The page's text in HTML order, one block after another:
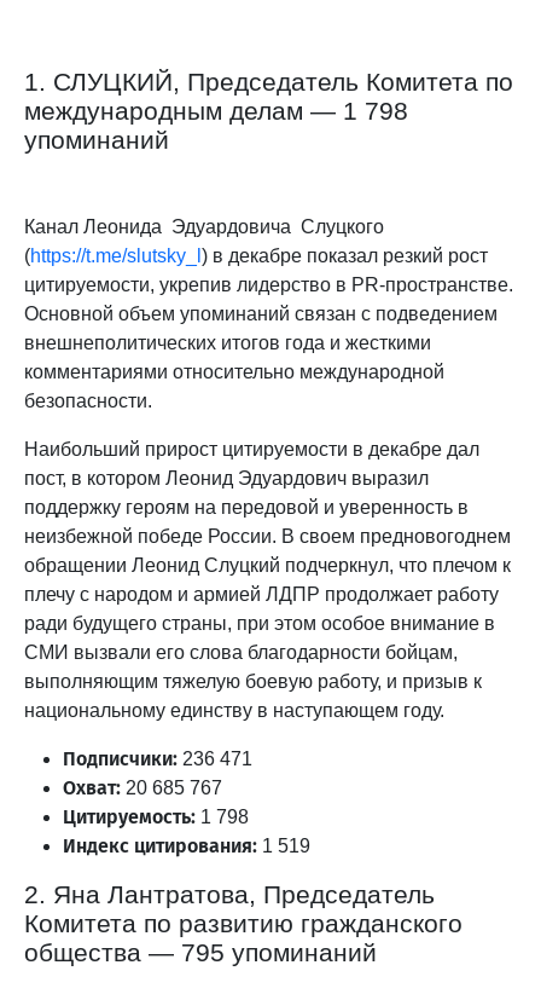
1. СЛУЦКИЙ, Председатель Комитета по
международным делам — 1 798
упоминаний
Канал Леонида Эдуардовича Слуцкого
(https://t.me/slutsky_l ) в декабре показал резкий рост
цитируемости, укрепив лидерство в PR-пространстве.
Основной объем упоминаний связан с подведением
внешнеполитических итогов года и жесткими
комментариями относительно международной
безопасности.
Наибольший прирост цитируемости в декабре дал
пост, в котором Леонид Эдуардович выразил
поддержку героям на передовой и уверенность в
неизбежной победе России. В своем предновогоднем
обращении Леонид Слуцкий подчеркнул, что плечом к
плечу с народом и армией ЛДПР продолжает работу
ради будущего страны, при этом особое внимание в
СМИ вызвали его слова благодарности бойцам,
выполняющим тяжелую боевую работу, и призыв к
национальному единству в наступающем году.
Подписчики: 236 471
Охват: 20 685 767
Цитируемость: 1 798
Индекс цитирования: 1 519
2. Яна Лантратова, Председатель
Комитета по развитию гражданского
общества — 795 упоминаний